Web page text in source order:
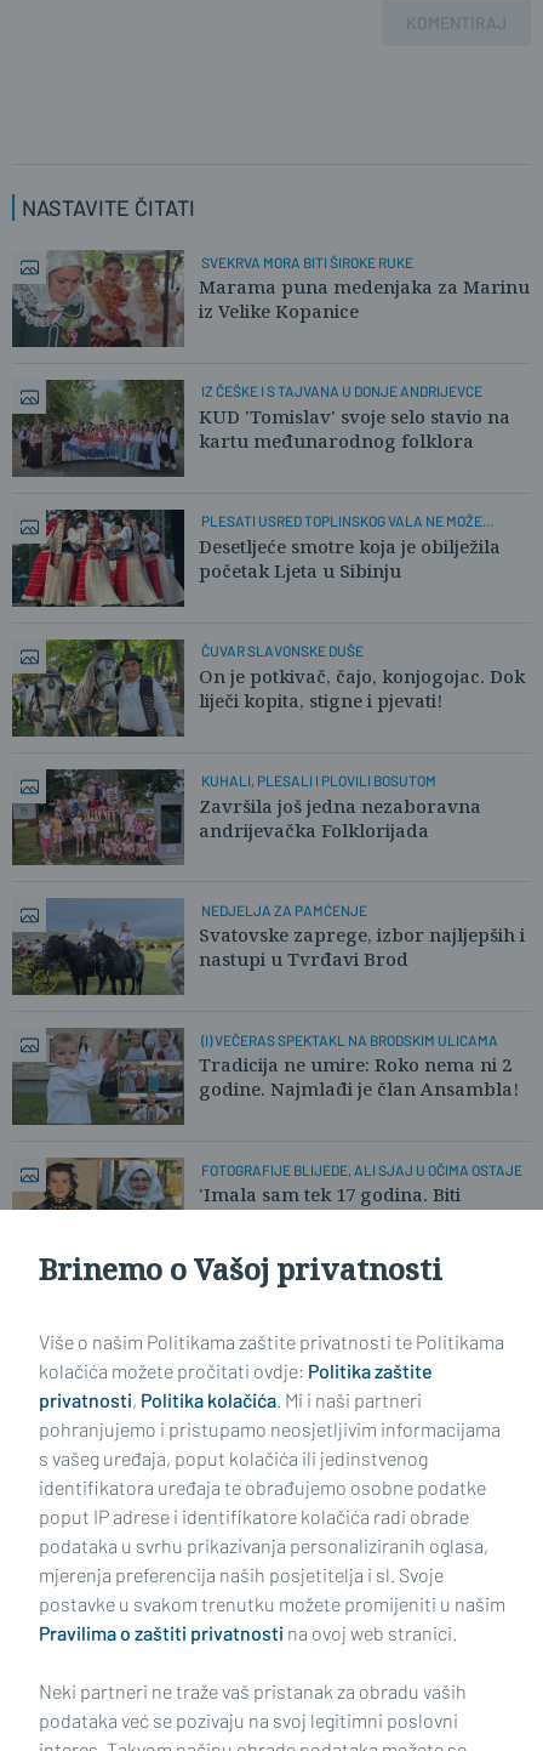
KOMENTIRAJ
NASTAVITE ČITATI
SVEKRVA MORA BITI ŠIROKE RUKE
Marama puna medenjaka za Marinu
iz Velike Kopanice
IZ ČEŠKE I S TAJVANA U DONJE ANDRIJEVCE
KUD 'Tomislav' svoje selo stavio na
kartu međunarodnog folklora
PLESATI USRED TOPLINSKOG VALA NE MOŽE
SVATKO
Desetljeće smotre koja je obilježila
početak Ljeta u Sibinju
ČUVAR SLAVONSKE DUŠE
On je potkivač, čajo, konjogojac. Dok
liječi kopita, stigne i pjevati!
KUHALI, PLESALI I PLOVILI BOSUTOM
Završila još jedna nezaboravna
andrijevačka Folklorijada
NEDJELJA ZA PAMĆENJE
Svatovske zaprege, izbor najljepših i
nastupi u Tvrđavi Brod
(I) VEČERAS SPEKTAKL NA BRODSKIM ULICAMA
Tradicija ne umire: Roko nema ni 2
godine. Najmlađi je član Ansambla!
FOTOGRAFIJE BLIJEDE, ALI SJAJ U OČIMA OSTAJE
'Imala sam tek 17 godina. Biti
Impressum Uvjeti korištenja Politika privatnosti
Politika kolačića Kontakt Pritužbe Suradnici
Oglašavanje
Brinemo o Vašoj privatnosti
Više o našim Politikama zaštite privatnosti te Politikama
kolačića možete pročitati ovdje: Politika zaštite
privatnosti, Politika kolačića. Mi i naši partneri
pohranjujemo i pristupamo neosjetljivim informacijama
s vašeg uređaja, poput kolačića ili jedinstvenog
identifikatora uređaja te obrađujemo osobne podatke
poput IP adrese i identifikatore kolačića radi obrade
podataka u svrhu prikazivanja personaliziranih oglasa,
mjerenja preferencija naših posjetitelja i sl. Svoje
postavke u svakom trenutku možete promijeniti u našim
Pravilima o zaštiti privatnosti na ovoj web stranici.
Neki partneri ne traže vaš pristanak za obradu vaših
podataka već se pozivaju na svoj legitimni poslovni